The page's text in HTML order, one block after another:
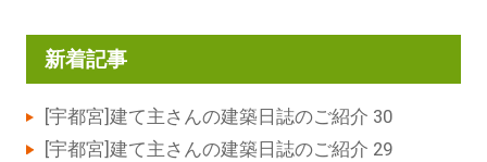
新着記事
[宇都宮]建て主さんの建築日誌のご紹介 30
[宇都宮]建て主さんの建築日誌のご紹介 29